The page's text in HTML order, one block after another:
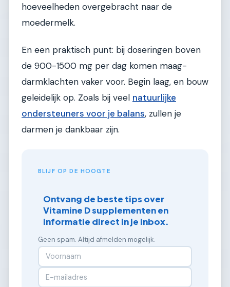
hoeveelheden overgebracht naar de
moedermelk.
En een praktisch punt: bij doseringen boven
de 900-1500 mg per dag komen maag-
darmklachten vaker voor. Begin laag, en bouw
geleidelijk op. Zoals bij veel natuurlijke
ondersteuners voor je balans, zullen je
darmen je dankbaar zijn.
BLIJF OP DE HOOGTE
Ontvang de beste tips over
Vitamine D supplementen en
informatie direct in je inbox.
Geen spam. Altijd afmelden mogelijk.